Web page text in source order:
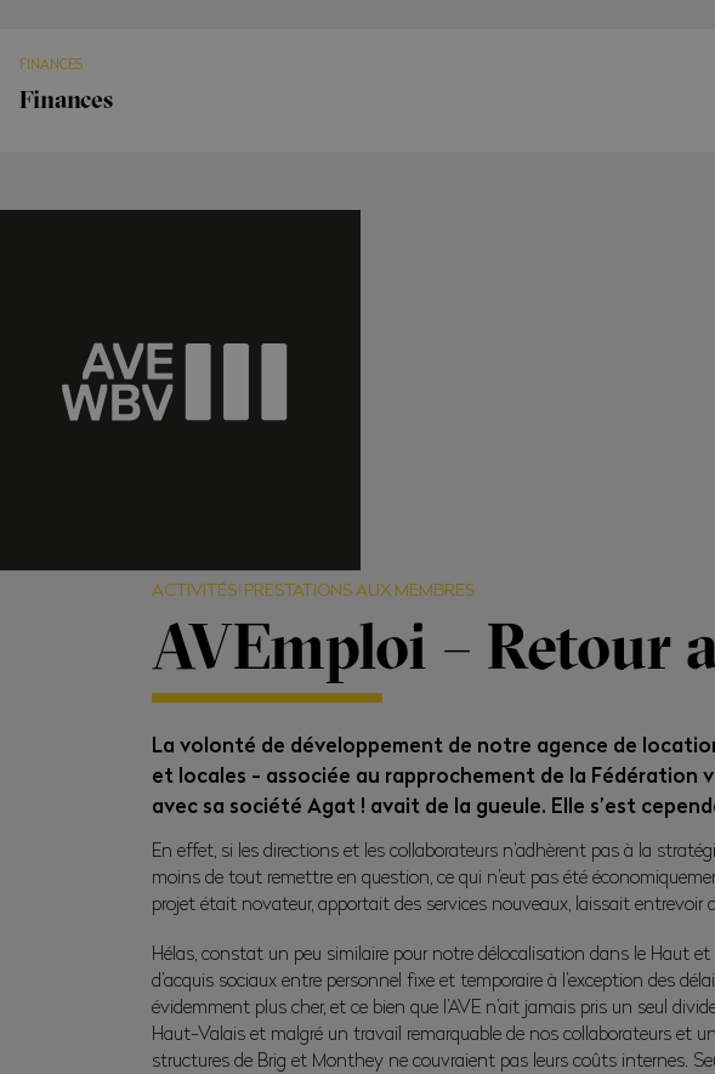
FINANCES
Finances
ACTIVITÉS PRESTATIONS AUX MEMBRES
AVEmploi – Retour
La volonté de développement de notre agence de
et locales - associée au rapprochement de la
avec sa société Agat ! avait de la gueule. Elle s’est
En effet, si les directions et les collaborateurs n’adhèrent pas à la
moins de tout remettre en question, ce qui n’eut pas été
projet était novateur, apportait des services nouveaux, laissait entrevoir
Hélas, constat un peu similaire pour notre délocalisation dans le Haut
d’acquis sociaux entre personnel fixe et temporaire à l’exception des
évidemment plus cher, et ce bien que l’AVE n’ait jamais pris un seul
Haut-Valais et malgré un travail remarquable de nos collaborateurs et
structures de Brig et Monthey ne couvraient pas leurs coûts internes.